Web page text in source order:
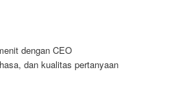
dengan CEO
dan kualitas pertanyaan